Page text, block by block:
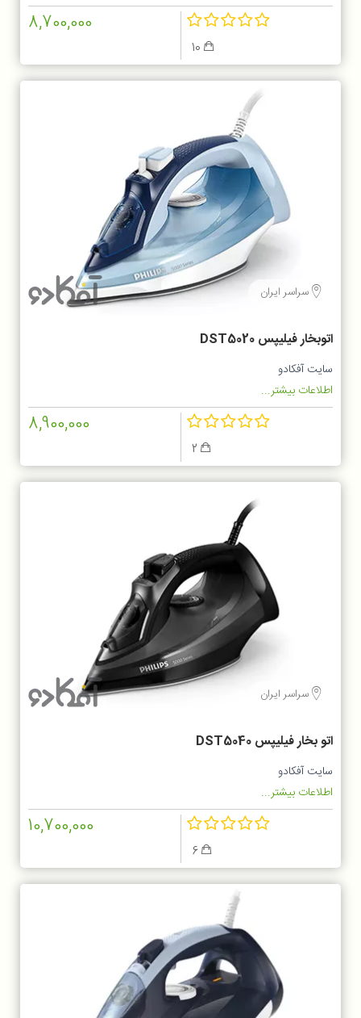
10
8,700,000
سراسر ایران
اتوبخار فیلیپس DST5020
سایت آفکادو
اطلاعات بیشتر...
2
8,900,000
سراسر ایران
اتو بخار فیلیپس DST5040
سایت آفکادو
اطلاعات بیشتر...
6
10,700,000